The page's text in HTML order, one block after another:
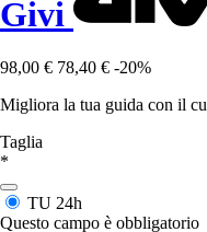
Givi
98,00 € 78,40 € -20%
Migliora la tua guida con il
Taglia
*
TU 24h
Questo campo è obbligatorio